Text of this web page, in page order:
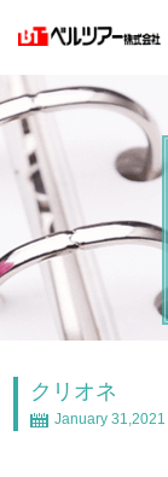
クリオネ
January 31,2021